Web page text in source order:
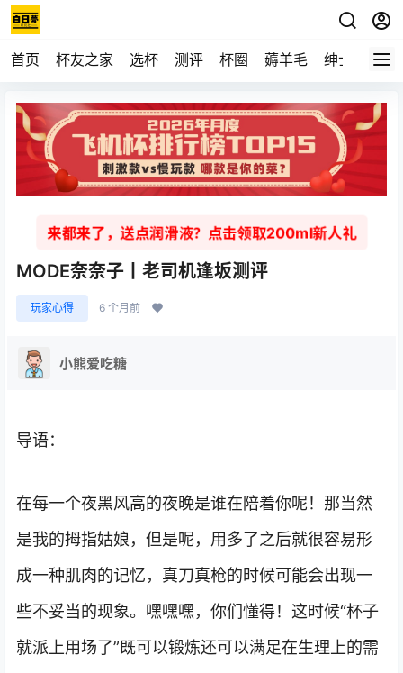
首页 杯友之家 选杯 测评 杯圈 薅羊毛 绅士 视频
来都来了，送点润滑液？点击领取200ml新人礼
MODE奈奈子丨老司机逢坂测评
玩家心得 6 个月前
小熊爱吃糖
导语：
在每一个夜黑风高的夜晚是谁在陪着你呢！那当然
是我的拇指姑娘，但是呢，用多了之后就很容易形
成一种肌肉的记忆，真刀真枪的时候可能会出现一
些不妥当的现象。嘿嘿嘿，你们懂得！这时候“杯子
就派上用场了”既可以锻炼还可以满足在生理上的需